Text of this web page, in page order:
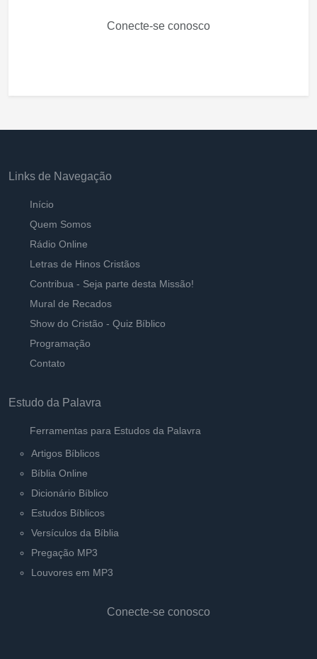
Conecte-se conosco
Links de Navegação
Início
Quem Somos
Rádio Online
Letras de Hinos Cristãos
Contribua - Seja parte desta Missão!
Mural de Recados
Show do Cristão - Quiz Bíblico
Programação
Contato
Estudo da Palavra
Ferramentas para Estudos da Palavra
Artigos Bíblicos
Bíblia Online
Dicionário Bíblico
Estudos Bíblicos
Versículos da Bíblia
Pregação MP3
Louvores em MP3
Conecte-se conosco